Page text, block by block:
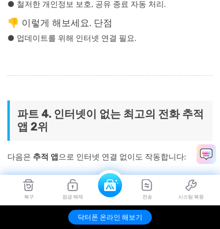
복구 잠금 해제 전송 시스팀 복원
닥터폰 온라인 해보기
● 철저한 개인정보 보호, 공유 종료 자동 처리.
👎 이렇게 해보세요. 단점
● 업데이트를 위해 인터넷 연결 필요.
파트 4. 인터넷이 없는 최고의 전화 추적
앱 2위
다음은 추적 앱으로 인터넷 연결 없이도 작동합니다:
인터넷 없이 사용 가능한 최고의 휴대폰 추적 앱 (TL;DR)
주요 특징 등급